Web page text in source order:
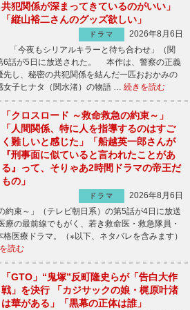
共犯関係が深まってきているのがいい」
「縦山裕二さんのグッズ欲しい」
ドラマ
2026年8月6日
「今夜もシリアルキラーと待ち合わせ」（関
6話が5日に放送された。 本作は、警察の正義
し、秘密の共犯関係を結んだ一匹おおかみの
女子ヒナタ（関水渚）の物語 … 続きを読む
「クロスロード ～救命救急の約束～」
「人間関係、特に人を指導するのはすご
く難しいと感じた」「船越英一郎さんが
『刑事面に似ていると言われたことがあ
る』って、そりゃあ2時間ドラマの帝王だ
もの」
ドラマ
2026年8月6日
束～」（テレビ朝日系）の第5話が4日に放送
の最前線でもがく、若き救命医・救急隊員・
医療ドラマ。（※以下、ネタバレを含みます）
読む
「GTO」“鬼塚”反町隆史らが「告白大作
戦」を決行 「カジサックの娘・梶原叶渚
は華がある」「黒幕の正体は誰」